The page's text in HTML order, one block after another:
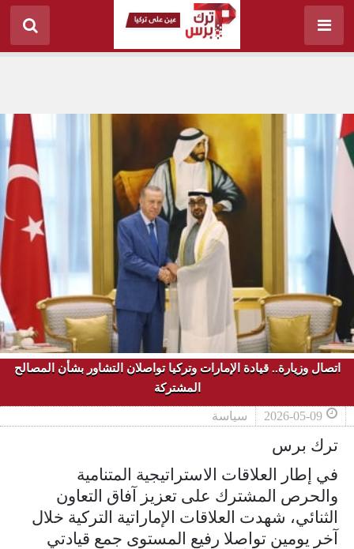
اتصال وزيارة.. قيادة الإمارات وتركيا تواصلان التشاور بشأن المصالح
المشتركة
2026-05-09 سياسة
ترك برس
في إطار العلاقات الاستراتيجية المتنامية
والحرص المشترك على تعزيز آفاق التعاون
الثنائي، شهدت العلاقات الإماراتية التركية خلال
آخر يومين تواصلا رفيع المستوى جمع قيادتي